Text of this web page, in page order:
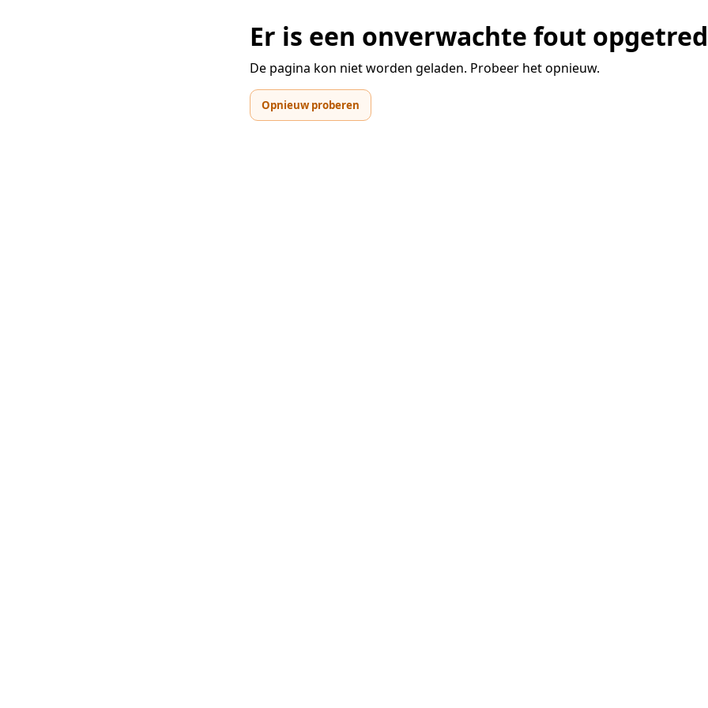
Er is een onverwachte fout
De pagina kon niet worden geladen. Probeer het opnieuw.
Opnieuw proberen